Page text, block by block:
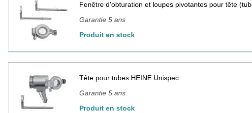
Fenêtre d'obturation et loupes pivotantes pour tête
Garantie 5 ans
Produit en stock
Tête pour tubes HEINE Unispec
Garantie 5 ans
Produit en stock